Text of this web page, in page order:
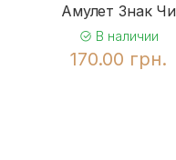
Амулет Знак Чи
В наличии
170.00 грн.